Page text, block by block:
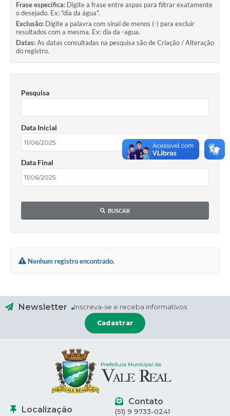
Frase específica: Digite a frase entre aspas para filtrar exatamente
o desejado. Ex: "dia da água".
Exclusão: Digite a palavra com sinal de menos (-) para excluir
resultados com a mesma. Ex: dia da -agua.
Datas:As datas consultadas na pesquisa são de Criação / Alteração
do registro.
Pesquisa
Data Inicial
Data Final
BUSCAR
Nenhum registro encontrado.
Newsletter Inscreva-se e receba informativos
Cadastrar
Localização
Contato
(51) 9 9733-0241